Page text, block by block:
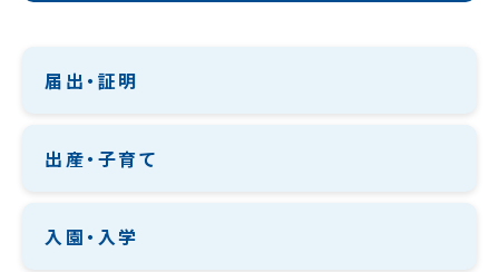
届出・証明
出産・子育て
入園・入学